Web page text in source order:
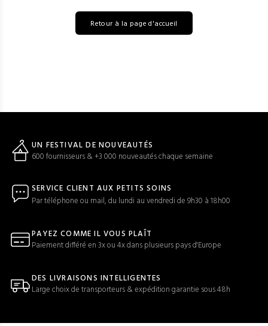
Retour à la page d'accueil
UN FESTIVAL DE NOUVEAUTÉS
600 fournisseurs & +3 000 nouveautés chaque semaine
SERVICE CLIENT AUX PETITS SOINS
Par téléphone ou mail, du lundi au vendredi de 9h30 à 18h00
PAYEZ COMME IL VOUS PLAÎT
Paiement différé en 3x ou 4x dans plusieurs pays d'Europe
DES LIVRAISONS INTELLIGENTES
Large choix de transporteurs & expédition garantie sous 48h